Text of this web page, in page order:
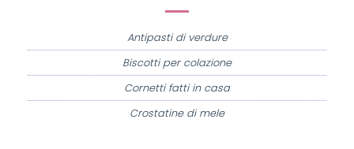
Antipasti di verdure
Biscotti per colazione
Cornetti fatti in casa
Crostatine di mele